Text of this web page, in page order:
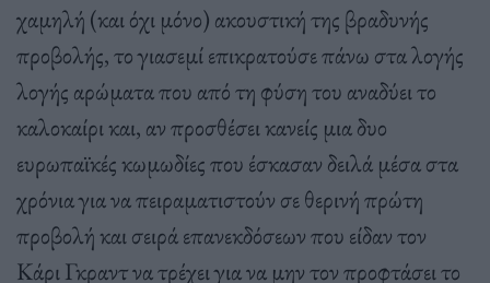
χαμηλή (και όχι μόνο) ακουστική της βραδυνής
προβολής, το γιασεμί επικρατούσε πάνω στα λογής
λογής αρώματα που από τη φύση του αναδύει το
καλοκαίρι και, αν προσθέσει κανείς μια δυο
ευρωπαϊκές κωμωδίες που έσκασαν δειλά μέσα στα
χρόνια για να πειραματιστούν σε θερινή πρώτη
προβολή και σειρά επανεκδόσεων που είδαν τον
Κάρι Γκραντ να τρέχει για να μην τον προφτάσει το